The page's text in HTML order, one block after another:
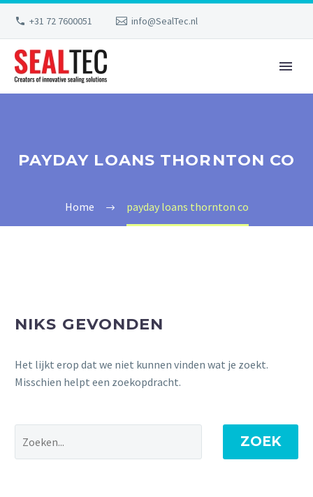
+31 72 7600051 info@SealTec.nl
PAYDAY LOANS THORNTON CO
Home payday loans thornton co
NIKS GEVONDEN
Het lijkt erop dat we niet kunnen vinden wat je zoekt.
Misschien helpt een zoekopdracht.
ZOEK